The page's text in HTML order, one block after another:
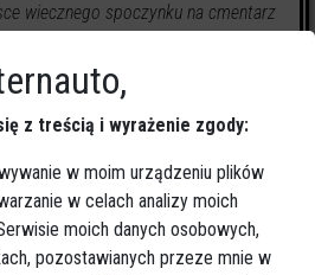
wiecznego spoczynku na cmentarz
świeczek
z treścią i wyrażenie zgody:
w moim urządzeniu plików
w celach analizy moich
moich danych osobowych,
pozostawianych przeze mnie w